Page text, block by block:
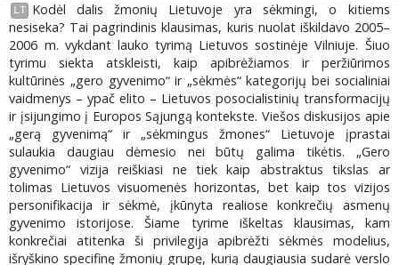
LT
Kodėl dalis žmonių Lietuvoje yra sėkmingi, o kitiems
nesiseka? Tai pagrindinis klausimas, kuris nuolat iškildavo 2005–
2006 m. vykdant lauko tyrimą Lietuvos sostinėje Vilniuje. Šiuo
tyrimu siekta atskleisti, kaip apibrėžiamos ir peržiūrimos
kultūrinės „gero gyvenimo“ ir „sėkmės“ kategorijų bei socialiniai
vaidmenys – ypač elito – Lietuvos posocialistinių transformacijų
ir įsijungimo į Europos Sąjungą kontekste. Viešos diskusijos apie
„gerą gyvenimą“ ir „sėkmingus žmones“ Lietuvoje įprastai
sulaukia daugiau dėmesio nei būtų galima tikėtis. „Gero
gyvenimo“ vizija reiškiasi ne tiek kaip abstraktus tikslas ar
tolimas Lietuvos visuomenės horizontas, bet kaip tos vizijos
personifikacija ir sėkmė, įkūnyta realiose konkrečių asmenų
gyvenimo istorijose. Šiame tyrime iškeltas klausimas, kam
konkrečiai atitenka ši privilegija apibrėžti sėkmės modelius,
išryškino specifinę žmonių grupę, kurią daugiausia sudarė verslo